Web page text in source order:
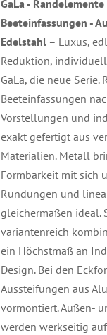
GaLa -
Beeteinfassungen -
Edelstahl– Luxus,
Reduktion,
GaLa, die neue
Beeteinfassungen
Vorstellungen und
exakt gefertigt aus
Materialien. Metall
Formbarkeit mit sich
Rundungen und
gleichermaßen ideal.
variantenreich
ein Höchstmaß an
Design. Bei den
Aussteifungen aus
vormontiert. Außen-
werden werkseitig